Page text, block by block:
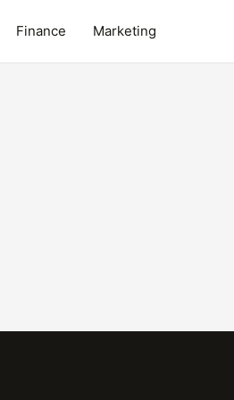
Finance Marketing